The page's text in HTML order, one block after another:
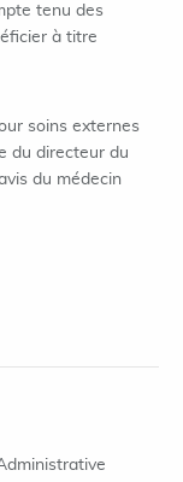
tenu des
à titre
soins externes
du directeur du
du médecin